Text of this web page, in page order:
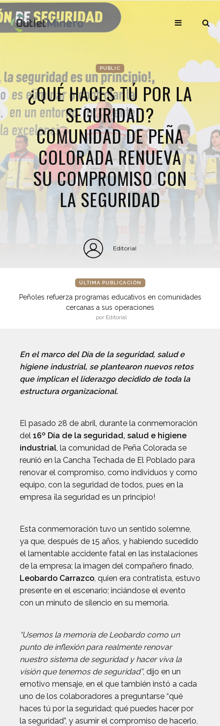
PUBLIC
¿QUÉ HACES TÚ POR LA
SEGURIDAD?
COMUNIDAD DE PEÑA
COLORADA RENUEVA
SU COMPROMISO CON
LA SEGURIDAD
Editorial
ÚLTIMA PUBLICACIÓN
Peñoles refuerza programas educativos en comunidades
cercanas a sus operaciones
por Editorial
En el marco del Día de la seguridad, salud e
higiene industrial, se plantearon nuevos retos
que implican el liderazgo decidido de toda la
estructura organizacional.
El pasado 28 de abril, durante la conmemoración
del 16º Día de la seguridad, salud e higiene
industrial, la comunidad de Peña Colorada se
reunió en la Cancha Techada de El Poblado para
renovar el compromiso, como individuos y como
equipo, con la seguridad de todos, pues en la
empresa ¡la seguridad es un principio!
Esta conmemoración tuvo un sentido solemne,
ya que, después de 15 años, y habiendo sucedido
el lamentable accidente fatal en las instalaciones
de la empresa; la imagen del compañero finado,
Leobardo Carrazco, quien era contratista, estuvo
presente en el escenario; inciándose el evento
con un minuto de silencio en su memoria.
“Usemos la memoria de Leobardo como un
punto de inflexión para realmente renovar
nuestro sistema de seguridad y hacer viva la
visión que tenemos de seguridad”, dijo en un
emotivo mensaje, en el que también instó a cada
uno de los colaboradores a preguntarse “qué
haces tú por la seguridad; qué puedes hacer por
la seguridad”, y asumir el compromiso de hacerlo,